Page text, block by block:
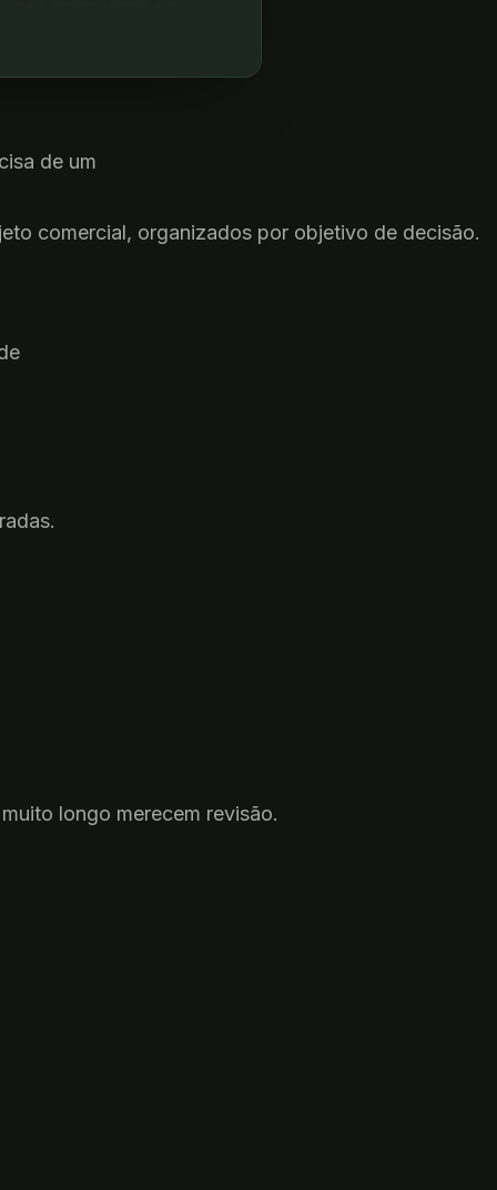
de um
comercial, organizados por objetivo de decisão.
.
muito longo merecem revisão.